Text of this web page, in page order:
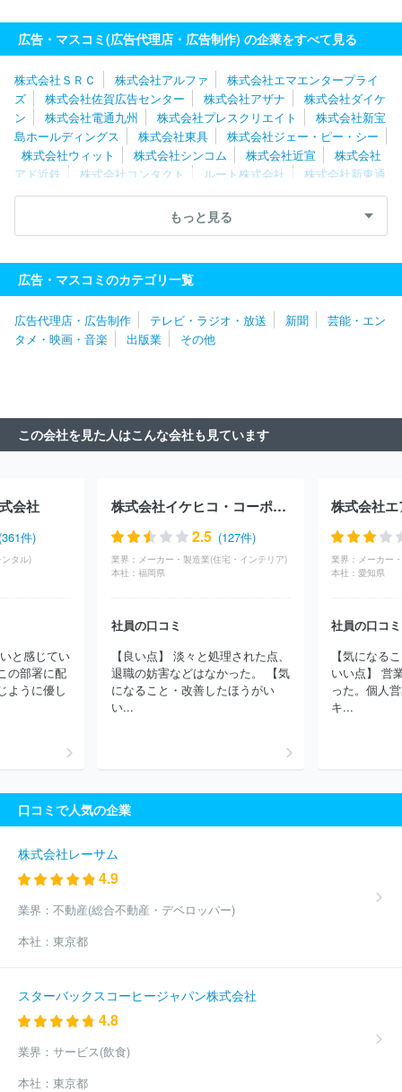
シー
ゲンダイエージェンシー株式会社
株式会社ファブリカホー
ルディングス
株式会社さんぽう 株式会社イー・スピリット
広告・マスコミ(広告代理店・広告制作) の企業をすべて見る
株式会社ＳＲＣ 株式会社アルファ
株式会社エマエンタープライ
ズ
株式会社佐賀広告センター 株式会社アザナ
株式会社ダイケ
ン
株式会社電通九州 株式会社プレスクリエイト
株式会社新宝
島ホールディングス
株式会社東具
株式会社ジェー・ピー・シー
株式会社ウィット
株式会社シンコム 株式会社近宣
株式会社
アド近鉄
株式会社コンタクト ルート株式会社
株式会社新東通
信
株式会社讀宣 株式会社アドキットインフォケーション
株式
会社ファブリカホールディングス
株式会社進研アド
株式会社人
財企画
ュアル
株式会社ル・プロジェ マルキンアド株式会社
株式会社
リクルート北関東マーケティング
ュニケーションズ株式会社
有限会社Ｊａ．Ｚｏｏｏ
株式会社ア
ト
株式会社メトロアドエージェンシー
式会社第一弘報社
株式会社太陽企画 株式会社伝創社
株式会社
共同企画
株式会社京急アドエンタープライズ
タイジング・コンソーシアム株式会社
株式会社フロム・エージャパ
株式会社読売広告社
株式会社ティラノ 株式会社ベクトル
株
式会社ＲＳＨＤ
総合地所株式会社 株式会社メディックス
株式
クスクリエ
株式会社アーバン企画 株式会社４７ＣＬＵＢ
株式
株式会社サニーサイドアップグループ
株式会社八広社
ィー・エル・イー
株式会社トライステージ
株式会社アイデム
株式会社アイレップ
ゲンダイエージェンシー株式会社
トヨタ・
コニック・プロ株式会社
株式会社日本ＳＰセンター
ブランディ
株式会社イー・スピリット
株式会社ｅｖｏｌｉａ
ほか(3821件)
もっと見る
広告・マスコミのカテゴリ一覧
広告代理店・広告制作 テレビ・ラジオ・放送 新聞
芸能・エン
タメ・映画・音楽
出版業 その他
この会社を見た人はこんな会社も見ています
会社
件)
タル)
と感じてい
の部署に配
ように優し
株式会社イケヒコ・コーポレーション
2.5 (127件)
業界： メーカー・製造業(住宅・インテリア)
本社： 福岡県
社員の口コミ
【良い点】 淡々と処理された点、
退職の妨害などはなかった。 【気
になること・改善したほうがい
い...
株式会社
業界： メーカー
本社： 愛知県
社員の口コミ
【気になる
いい点】 営
った。個人
キ...
口コミで人気の企業
株式会社レーサム
4.9
業界： 不動産(総合不動産・デベロッパー)
本社： 東京都
スターバックスコーヒージャパン株式会社
4.8
業界： サービス(飲食)
本社： 東京都